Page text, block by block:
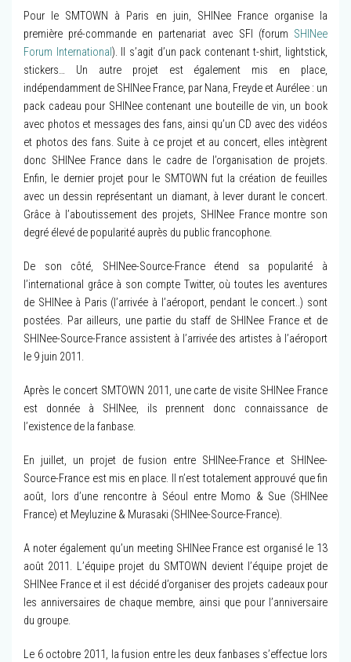
Pour le SMTOWN à Paris en juin, SHINee France organise la
première pré-commande en partenariat avec SFI (forum SHINee
Forum International ). Il s’agit d’un pack contenant t-shirt, lightstick,
stickers… Un autre projet est également mis en place,
indépendamment de SHINee France, par Nana, Freyde et Aurélee : un
pack cadeau pour SHINee contenant une bouteille de vin, un book
avec photos et messages des fans, ainsi qu’un CD avec des vidéos
et photos des fans. Suite à ce projet et au concert, elles intègrent
donc SHINee France dans le cadre de l’organisation de projets.
Enfin, le dernier projet pour le SMTOWN fut la création de feuilles
avec un dessin représentant un diamant, à lever durant le concert.
Grâce à l’aboutissement des projets, SHINee France montre son
degré élevé de popularité auprès du public francophone.
De son côté, SHINee-Source-France étend sa popularité à
l’international grâce à son compte Twitter, où toutes les aventures
de SHINee à Paris (l’arrivée à l’aéroport, pendant le concert..) sont
postées. Par ailleurs, une partie du staff de SHINee France et de
SHINee-Source-France assistent à l’arrivée des artistes à l’aéroport
le 9 juin 2011.
Après le concert SMTOWN 2011, une carte de visite SHINee France
est donnée à SHINee, ils prennent donc connaissance de
l’existence de la fanbase.
En juillet, un projet de fusion entre SHINee-France et SHINee-
Source-France est mis en place. Il n’est totalement approuvé que fin
août, lors d’une rencontre à Séoul entre Momo & Sue (SHINee
France) et Meyluzine & Murasaki (SHINee-Source-France).
A noter également qu’un meeting SHINee France est organisé le 13
août 2011. L’équipe projet du SMTOWN devient l’équipe projet de
SHINee France et il est décidé d’organiser des projets cadeaux pour
les anniversaires de chaque membre, ainsi que pour l’anniversaire
du groupe.
Le 6 octobre 2011, la fusion entre les deux fanbases s’effectue lors